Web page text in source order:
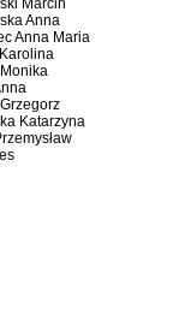
Anna
Anna Maria
Katarzyna